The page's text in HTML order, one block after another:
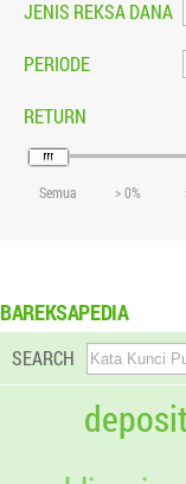
JENIS REKSA DANA
PERIODE
RETURN
Semua > 0%
BAREKSAPEDIA
SEARCH